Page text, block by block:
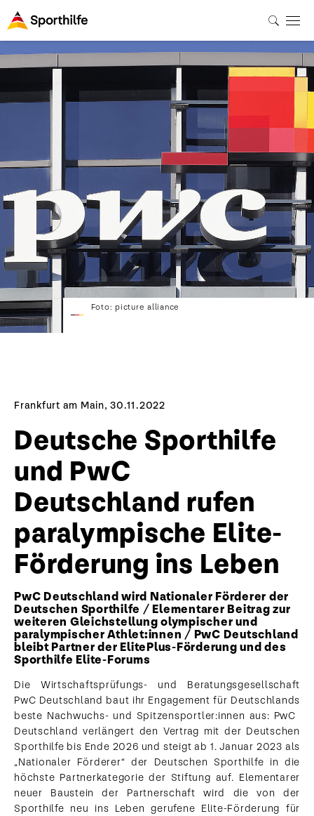
Foto: picture alliance
Frankfurt am Main, 30.11.2022
Deutsche Sporthilfe
und PwC ​
Deutschland ​rufen
paralympische Elite-
Förderung ins Leben
PwC ​Deutschland ​wird Nationaler Förderer der
Deutschen Sporthilfe / Elementarer Beitrag zur
weiteren Gleichstellung olympischer und
paralympischer Athlet:innen / PwC ​Deutschland
​​bleibt​​ ​Partner der ElitePlus-Förderung und des
Sporthilfe Elite-Forums
Die Wirtschaftsprüfungs- und Beratungsgesellschaft
PwC ​Deutschland ​baut ihr Engagement für Deutschlands
beste Nachwuchs- und Spitzensportler:innen aus: PwC ​
Deutschland ​verlängert den Vertrag mit der Deutschen
Sporthilfe bis Ende 2026 und steigt ab 1. Januar 2023 als
„Nationaler Förderer“ der Deutschen Sporthilfe in die
höchste Partnerkategorie der Stiftung auf. Elementarer
neuer Baustein der Partnerschaft wird die von der
Sporthilfe neu ins Leben gerufene Elite-Förderung für